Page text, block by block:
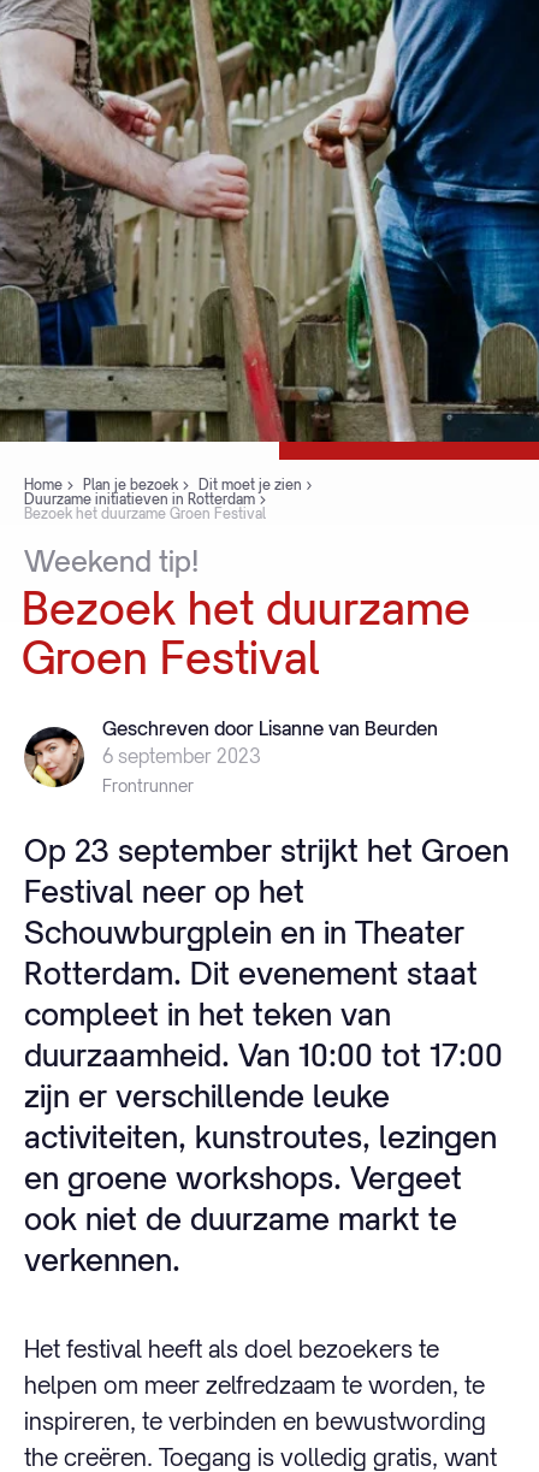
Home Plan je bezoek
Dit moet je zien
Duurzame initiatieven in Rotterdam
Bezoek het duurzame Groen Festival
Weekend tip!
Bezoek het duurzame
Groen Festival
Geschreven door Lisanne van Beurden
6 september 2023
Frontrunner
Op 23 september strijkt het Groen
Festival neer op het
Schouwburgplein en in Theater
Rotterdam. Dit evenement staat
compleet in het teken van
duurzaamheid. Van 10:00 tot 17:00
zijn er verschillende leuke
activiteiten, kunstroutes, lezingen
en groene workshops. Vergeet
ook niet de duurzame markt te
verkennen.
Het festival heeft als doel bezoekers te
helpen om meer zelfredzaam te worden, te
inspireren, te verbinden en bewustwording
the creëren. Toegang is volledig gratis, want